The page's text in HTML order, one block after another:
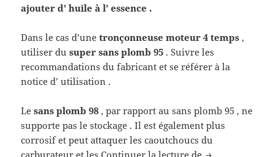
ajouter d’ huile à l’ essence .
Dans le cas d’unetronçonneuse moteur 4 temps ,
utiliser dusuper sans plomb 95 . Suivre les
recommandations du fabricant et se référer à la
notice d’ utilisation .
Lesans plomb 98 , par rapport au sans plomb 95 , ne
supporte pas le stockage . Il est également plus
corrosif et peut attaquer les caoutchoucs du
carburateur et lesContinuer la lecture de Quel